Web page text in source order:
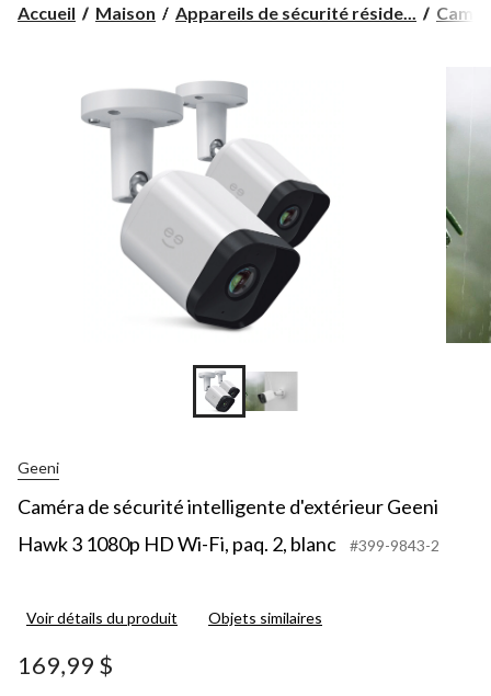
Accueil Maison Appareils de sécurité réside...
Geeni
Caméra de sécurité intelligente d'extérieur Geeni
Hawk 3 1080p HD Wi-Fi, paq. 2, blanc
#399-9843-2
Voir détails du produit Objets similaires
169,99 $